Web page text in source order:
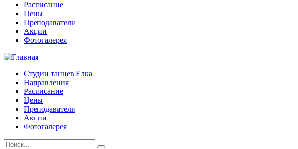
Расписание
Цены
Преподаватели
Акции
Фотогалерея
Студии танцев Елка
Направления
Расписание
Цены
Преподаватели
Акции
Фотогалерея